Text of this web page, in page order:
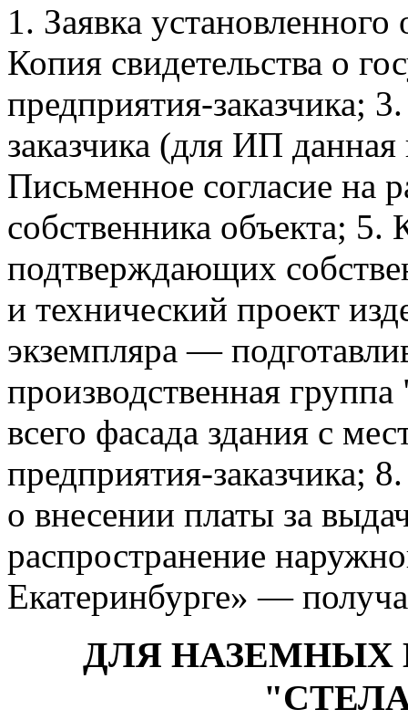
1. Заявка
Копия свидетельства о
предприятия-заказчика;
заказчика (для ИП
Письменное согласие на
собственника объекта; 5.
подтверждающих
и технический проект
экземпляра —
производственная
всего фасада здания с
предприятия-заказчика;
о внесении платы за
распространение
Екатеринбурге» —
ДЛЯ НАЗЕМНЫХ